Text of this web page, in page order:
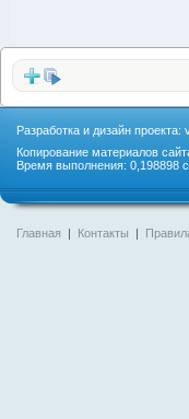
Разработка и дизайн проекта:
Копирование материалов
Время выполнения: 0,198898
Главная | Контакты |